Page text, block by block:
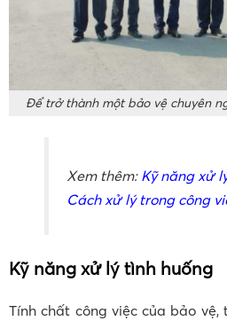
Để trở thành một bảo vệ chuyên
Xem thêm: Kỹ năng xử
Cách xử lý trong công
Kỹ năng xử lý tình huống
Tính chất công việc của bảo